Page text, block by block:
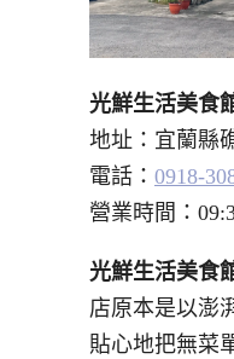
光鮮生活美食
地址：宜蘭縣
電話： 0918-
營業時間：
光鮮生活美食
店原本是以澎
貼心地把無菜